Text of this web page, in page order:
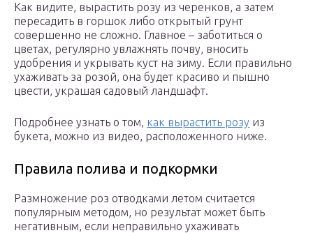
Как видите, вырастить розу из черенков, а затем
пересадить в горшок либо открытый грунт
совершенно не сложно. Главное – заботиться о
цветах, регулярно увлажнять почву, вносить
удобрения и укрывать куст на зиму. Если правильно
ухаживать за розой, она будет красиво и пышно
цвести, украшая садовый ландшафт.
Подробнее узнать о том, как вырастить розу из
букета, можно из видео, расположенного ниже.
Правила полива и подкормки
Размножение роз отводками летом считается
популярным методом, но результат может быть
негативным, если неправильно ухаживать